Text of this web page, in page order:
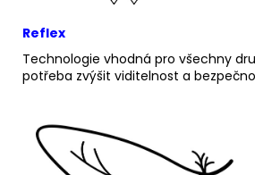
Reflex
Technologie vhodná pro všechny
potřeba zvýšit viditelnost a